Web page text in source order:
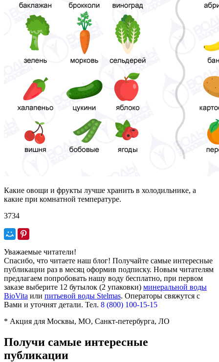
Какие овощи и фрукты лучше хранить в холодильнике, а
какие при комнатной температуре.
3734
Уважаемые читатели!
Спасибо, что читаете наш блог! Получайте самые интересные
публикации раз в месяц оформив подписку. Новым читателям
предлагаем попробовать нашу воду бесплатно, при первом
заказе выберите 12 бутылок (2 упаковки) минеральной воды
BioVita или питьевой воды Stelmas. Операторы свяжутся с
Вами и уточнят детали. Тел. 8 (800) 100-15-15
* Акция для Москвы, МО, Санкт-петербурга, ЛО
Получи самые интересные
публикации